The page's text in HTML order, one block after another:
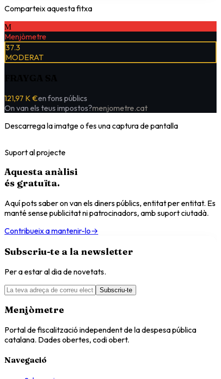
Comparteix aquesta fitxa
M
Menjòmetre
37.3
MODERAT
121,97 K €en fons públics
On van els teus impostos?menjometre.cat
Descarrega la imatge o fes una captura de pantalla
Suport al projecte
Aquesta anàlisi
és gratuïta.
Aquí pots saber on van els diners públics, entitat per entitat. Es
manté sense publicitat ni patrocinadors, amb suport ciutadà.
Contribueix a mantenir-lo→
Subscriu-te a la newsletter
Per a estar al dia de novetats.
Subscriu-te
Menjòmetre
Portal de fiscalització independent de la despesa pública
catalana. Dades obertes, codi obert.
Navegació